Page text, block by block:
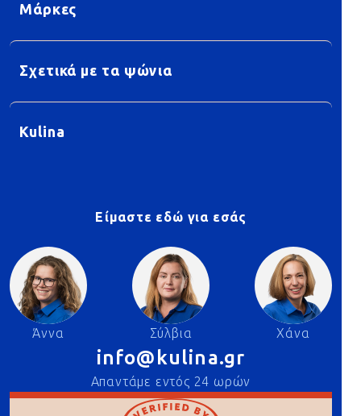
Μάρκες
Σχετικά με τα ψώνια
Kulina
Είμαστε εδώ για εσάς
Άννα Σύλβια Χάνα
info@kulina.gr
Απαντάμε εντός 24 ωρών